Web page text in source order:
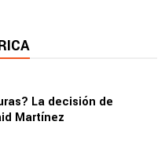
La decisión de
Martínez